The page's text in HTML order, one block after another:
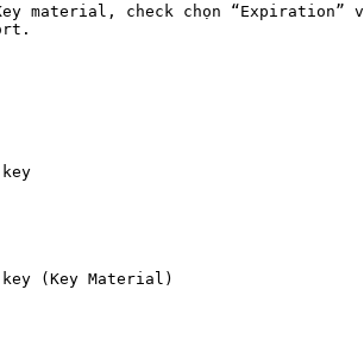
material, check chọn “Expiration”
key (Key Material)